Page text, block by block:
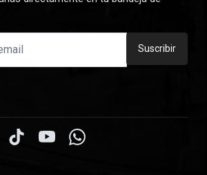
Suscribir